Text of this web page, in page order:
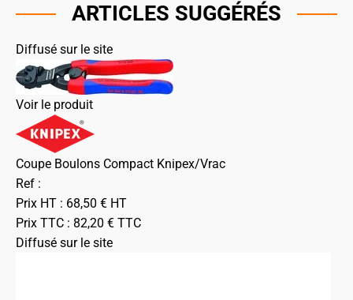
ARTICLES SUGGÉRÉS
Diffusé sur le site
Voir le produit
Coupe Boulons Compact Knipex/Vrac
Ref :
Prix HT : 68,50 € HT
Prix TTC : 82,20 € TTC
Diffusé sur le site